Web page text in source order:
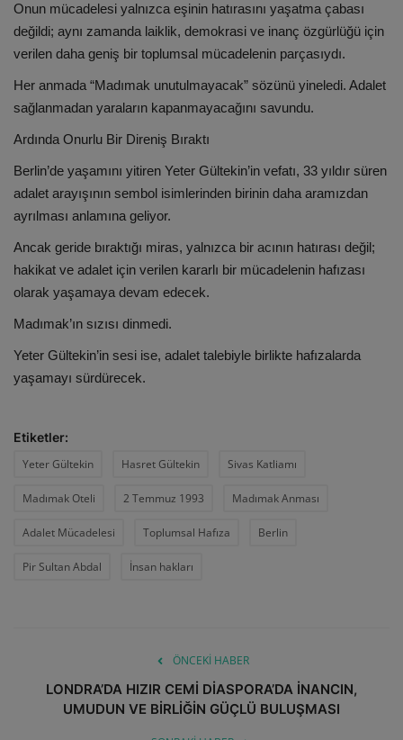
Onun mücadelesi yalnızca eşinin hatırasını yaşatma çabası
değildi; aynı zamanda laiklik, demokrasi ve inanç özgürlüğü için
verilen daha geniş bir toplumsal mücadelenin parçasıydı.
Her anmada “Madımak unutulmayacak” sözünü yineledi. Adalet
sağlanmadan yaraların kapanmayacağını savundu.
Ardında Onurlu Bir Direniş Bıraktı
Berlin’de yaşamını yitiren Yeter Gültekin’in vefatı, 33 yıldır süren
adalet arayışının sembol isimlerinden birinin daha aramızdan
ayrılması anlamına geliyor.
Ancak geride bıraktığı miras, yalnızca bir acının hatırası değil;
hakikat ve adalet için verilen kararlı bir mücadelenin hafızası
olarak yaşamaya devam edecek.
Madımak’ın sızısı dinmedi.
Yeter Gültekin’in sesi ise, adalet talebiyle birlikte hafızalarda
yaşamayı sürdürecek.
Etiketler:
Yeter Gültekin
Hasret Gültekin Sivas Katliamı
Madımak Oteli 2 Temmuz 1993 Madımak Anması
Adalet Mücadelesi Toplumsal Hafıza Berlin
Pir Sultan Abdal İnsan hakları
ÖNCEKI HABER
LONDRA’DA HIZIR CEMİ DİASPORA’DA İNANCIN,
UMUDUN VE BİRLİĞİN GÜÇLÜ BULUŞMASI